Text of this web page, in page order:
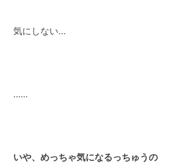
気にしない…
……
いや、めっちゃ気になるっちゅうの